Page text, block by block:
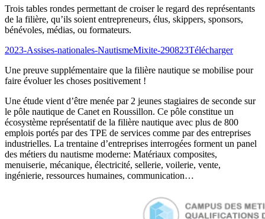
Trois tables rondes permettant de croiser le regard des représentants
de la filière, qu’ils soient entrepreneurs, élus, skippers, sponsors,
bénévoles, médias, ou formateurs.
2023-Assises-nationales-NautismeMixite-290823Télécharger
Une preuve supplémentaire que la filière nautique se mobilise pour
faire évoluer les choses positivement !
Une étude vient d’être menée par 2 jeunes stagiaires de seconde sur
le pôle nautique de Canet en Roussillon. Ce pôle constitue un
écosystème représentatif de la filière nautique avec plus de 800
emplois portés par des TPE de services comme par des entreprises
industrielles. La trentaine d’entreprises interrogées forment un panel
des métiers du nautisme moderne: Matériaux composites,
menuiserie, mécanique, électricité, sellerie, voilerie, vente,
ingénierie, ressources humaines, communication…